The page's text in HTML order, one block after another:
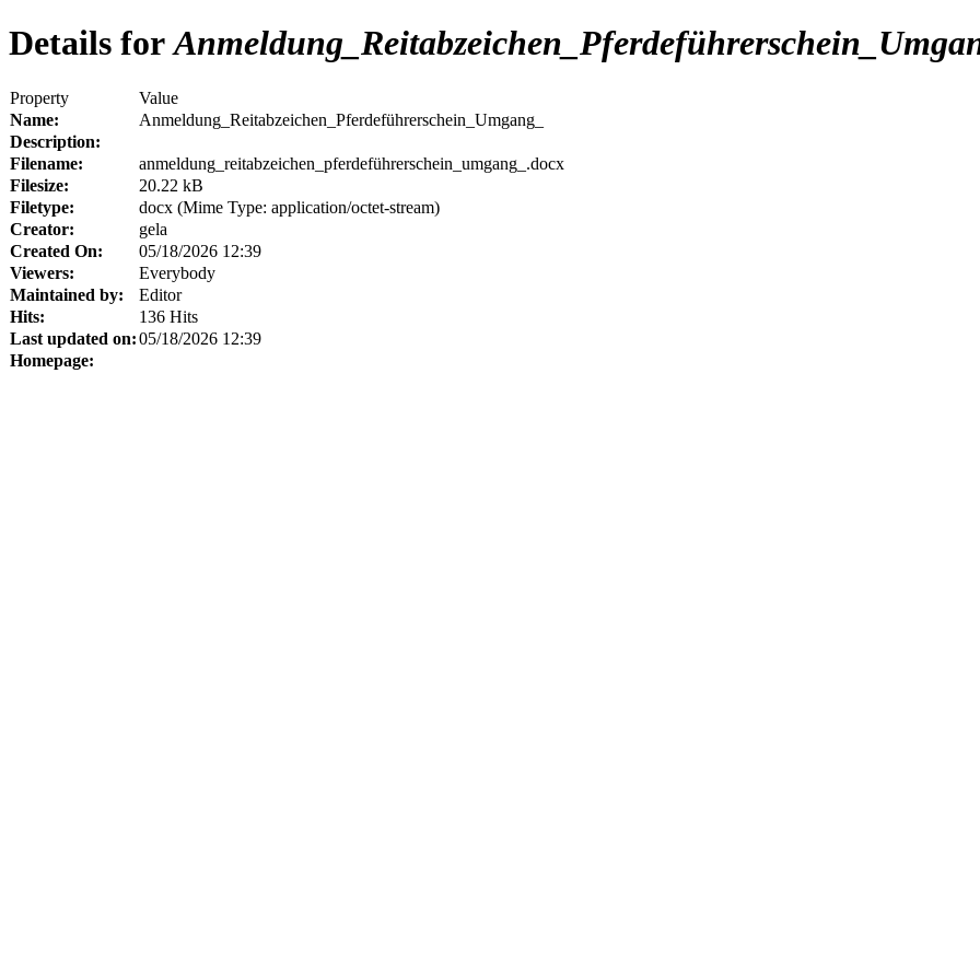
Details for
Property
Value
Name:
Anmeldung_Reitabzeichen_Pferdeführerschein_Umgang_
Description:
Filename:
anmeldung_reitabzeichen_pferdeführerschein_umgang_.docx
Filesize:
20.22 kB
Filetype:
docx (Mime Type: application/octet-stream)
Creator:
gela
Created On:
05/18/2026 12:39
Viewers:
Everybody
Maintained by:
Editor
Hits:
136 Hits
Last updated on:05/18/2026 12:39
Homepage: